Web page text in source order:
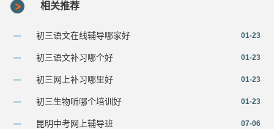
相关推荐
初三语文在线辅导哪家好 01-23
初三语文补习哪个好 01-23
初三网上补习哪里好 01-23
初三生物听哪个培训好 01-23
昆明中考网上辅导班 07-06